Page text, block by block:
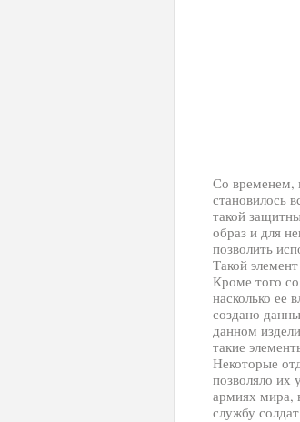
Со временем,
становилось
такой
образ и для
позволить
Такой
Кроме того
насколько ее
создано
данном
такие
Некоторые
позволяло их
армиях мира,
службу